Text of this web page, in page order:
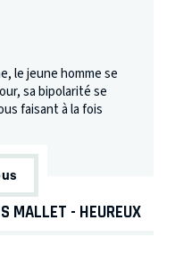
le jeune homme se
sa bipolarité se
faisant à la fois
MALLET - HEUREUX